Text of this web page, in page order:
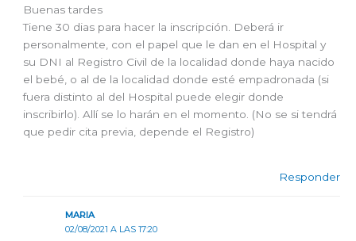
Buenas tardes
Tiene 30 dias para hacer la inscripción. Deberá ir
personalmente, con el papel que le dan en el Hospital y
su DNI al Registro Civil de la localidad donde haya nacido
el bebé, o al de la localidad donde esté empadronada (si
fuera distinto al del Hospital puede elegir donde
inscribirlo). Allí se lo harán en el momento. (No se si tendrá
que pedir cita previa, depende el Registro)
Responder
MARIA
02/08/2021 A LAS 17:20